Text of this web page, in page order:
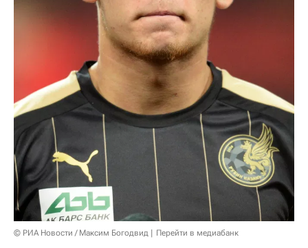
© РИА Новости / Максим Богодвид Перейти в медиабанк